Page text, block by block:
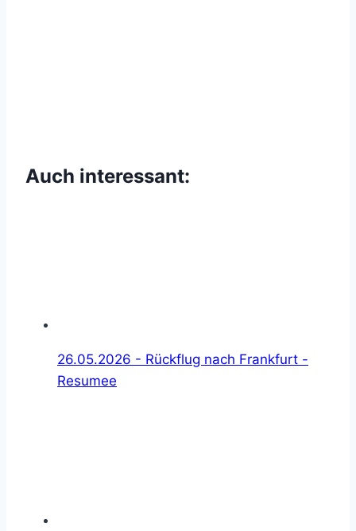
Auch interessant:
26.05.2026 - Rückflug nach Frankfurt -
Resumee